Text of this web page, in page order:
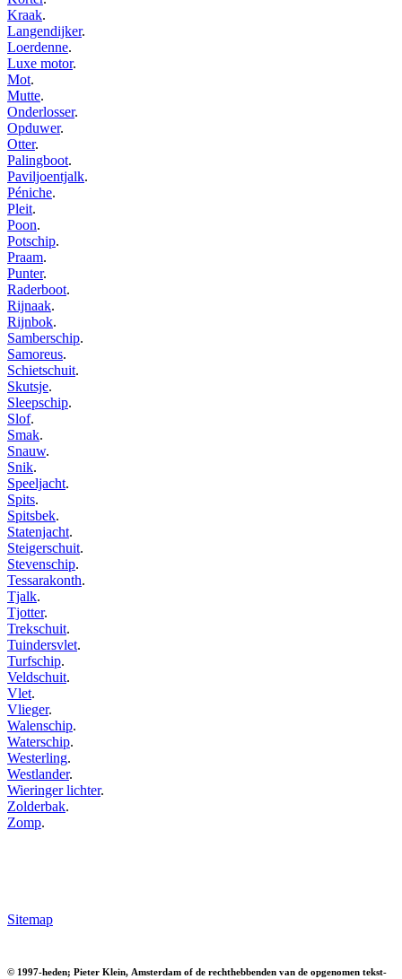
Kraak.
Langendijker.
Loerdenne.
Luxe motor.
Mot.
Mutte.
Onderlosser.
Opduwer.
Otter.
Palingboot.
Paviljoentjalk.
Péniche.
Pleit.
Poon.
Potschip.
Praam.
Punter.
Raderboot.
Rijnaak.
Rijnbok.
Samberschip.
Samoreus.
Schietschuit.
Skutsje.
Sleepschip.
Slof.
Smak.
Snauw.
Snik.
Speeljacht.
Spits.
Spitsbek.
Statenjacht.
Steigerschuit.
Stevenschip.
Tessarakonth.
Tjalk.
Tjotter.
Trekschuit.
Tuindersvlet.
Turfschip.
Veldschuit.
Vlet.
Vlieger.
Walenschip.
Waterschip.
Westerling.
Westlander.
Wieringer lichter.
Zolderbak.
Zomp.
Sitemap
© 1997-heden; Pieter Klein, Amsterdam of de rechthebbenden van de opgenomen tekst-